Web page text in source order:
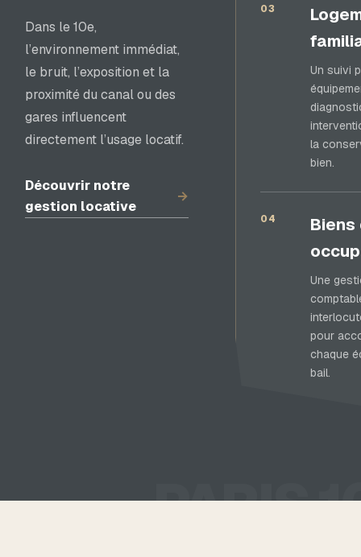
PARIS
Dans le 10e,
l’environnement immédiat,
le bruit, l’exposition et la
proximité du canal ou des
gares influencent
directement l’usage locatif.
Découvrir notre
gestion locative
→
03
Un suivi
la
bien.
04
Biens
Une
pour
chaque
bail.